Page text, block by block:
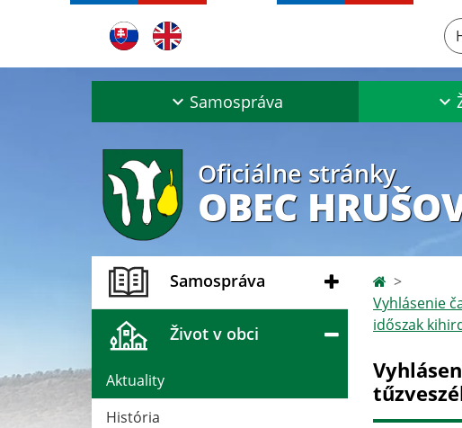
Samospráva
Oficiálne stránky
OBEC
Samospráva
Život v obci
Aktuality
História
Vyhlásenie
időszak